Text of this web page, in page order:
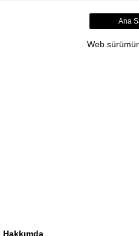
Ana
Web
Hakkımda